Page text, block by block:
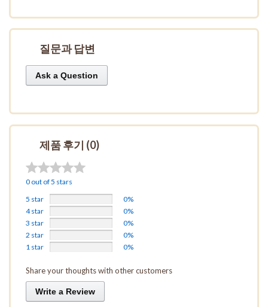
질문과 답변
Ask a Question
제품 후기 (0)
0 out of 5 stars
5 star
0%
4 star
0%
3 star
0%
2 star
0%
1 star
0%
Share your thoughts with other customers
Write a Review